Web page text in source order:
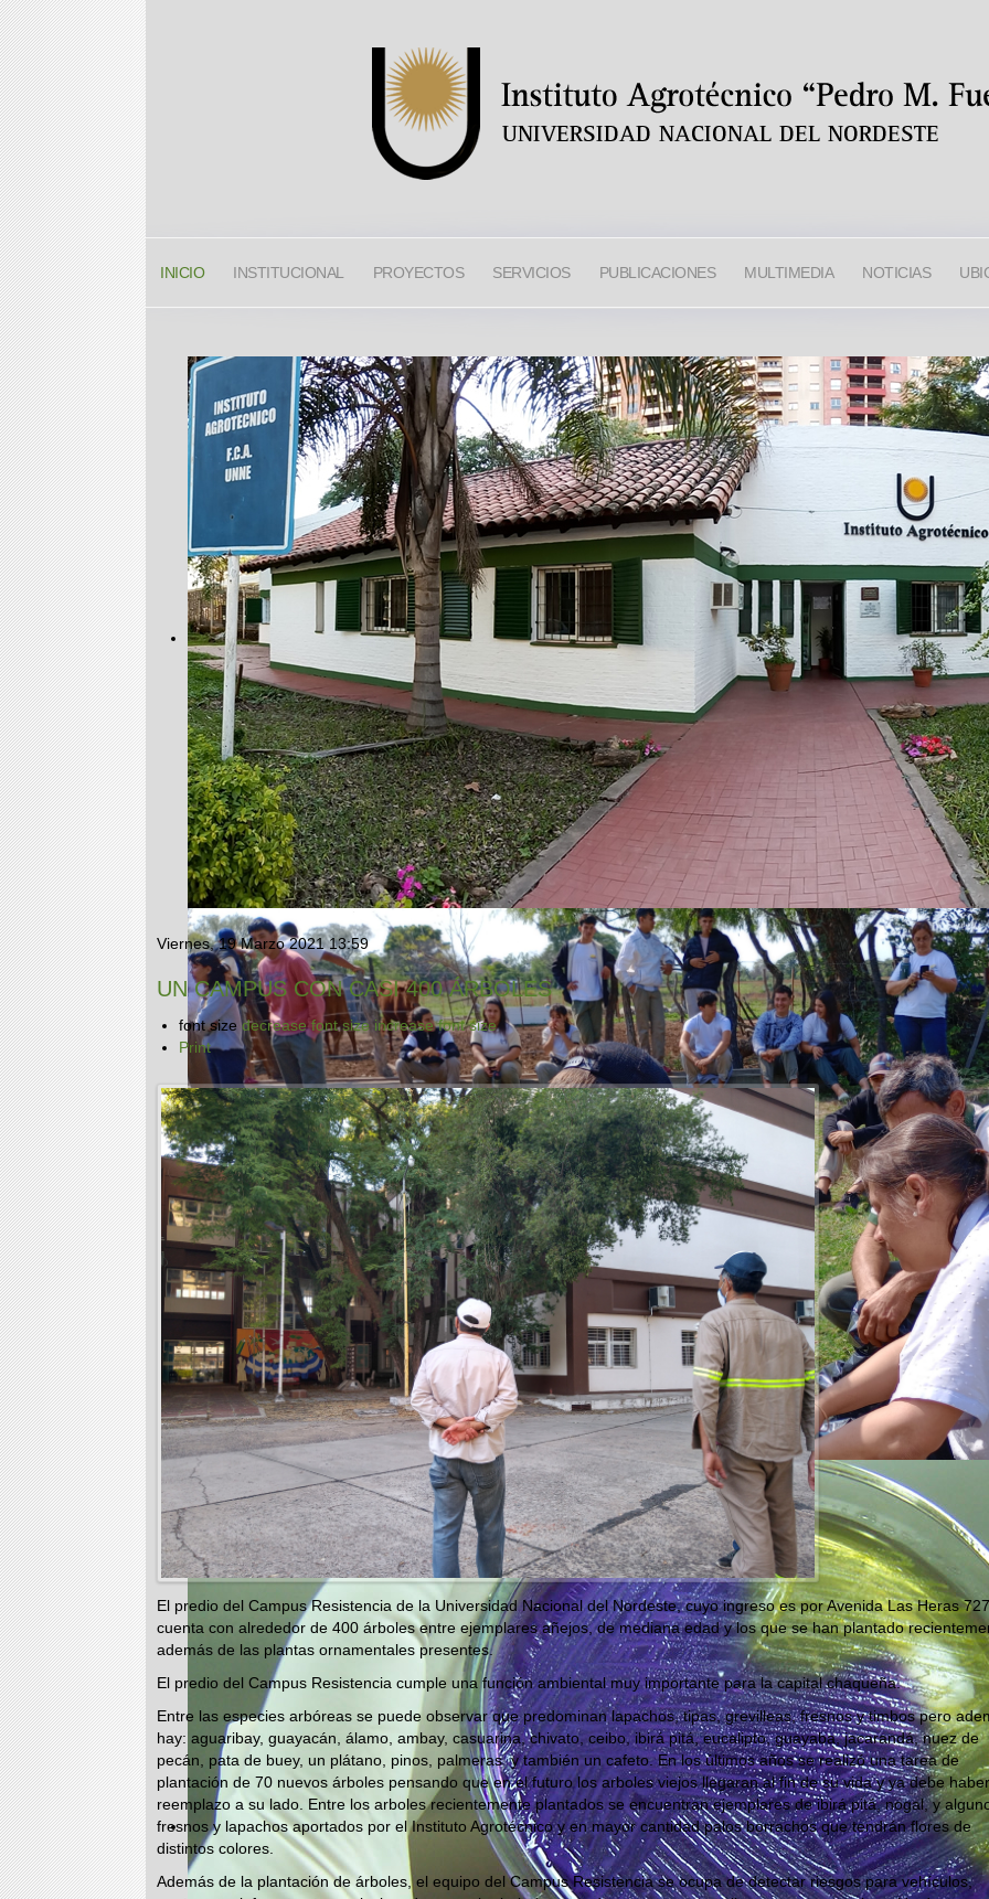
INICIO INSTITUCIONAL PROYECTOS SERVICIOS PUBLICACIONES MULTIMEDIA NOTICIAS
Viernes, 19 Marzo 2021 13:59
UN CAMPUS CON CASI 400 ÁRBOLES
font size decrease font size increase font size
Print
El predio del Campus Resistencia de la Universidad Nacional del Nordeste, cuyo ingreso es por Avenida Las Heras
cuenta con alrededor de 400 árboles entre ejemplares añejos, de mediana edad y los que se han plantado
además de las plantas ornamentales presentes.
El predio del Campus Resistencia cumple una función ambiental muy importante para la capital chaqueña.
Entre las especies arbóreas se puede observar que predominan lapachos, tipas, grevilleas, fresnos y timbos pero
hay: aguaribay, guayacán, álamo, ambay, casuarina, chivato, ceibo, ibirá pitá, eucalipto, guayaba, jacarandá, nuez de
pecán, pata de buey, un plátano, pinos, palmeras y también un cafeto. En los últimos años se realizó una tarea de
plantación de 70 nuevos árboles pensando que en el futuro los arboles viejos llegaran al fin de su vida y ya debe
reemplazo a su lado. Entre los arboles recientemente plantados se encuentran ejemplares de ibirá pitá, nogal, y
fresnos y lapachos aportados por el Instituto Agrotécnico y en mayor cantidad palos borrachos que tendrán flores de
distintos colores.
Además de la plantación de árboles, el equipo del Campus Resistencia se ocupa de detectar riesgos para vehículos,